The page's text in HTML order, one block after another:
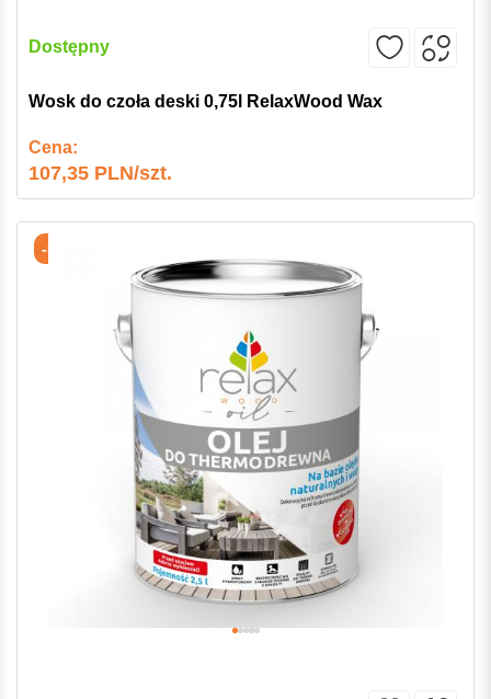
Dostępny
Wosk do czoła deski 0,75l RelaxWood Wax
Cena:
107,35 PLN/szt.
-5%